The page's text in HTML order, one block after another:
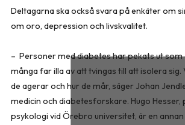
Deltagarna ska också svara på enkäter om
om oro, depression och livskvalitet.
– Personer med diabetes har pekats ut
många far illa av att tvingas till att isolera sig.
de agerar och hur de mår, säger Johan
medicin och diabetesforskare. Hugo
psykologi vid Örebro universitet, är en